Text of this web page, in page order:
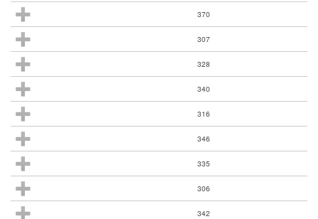
370
307
328
340
316
346
335
306
342